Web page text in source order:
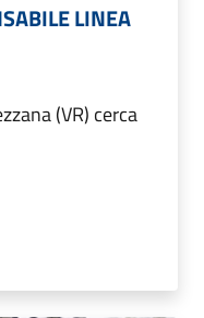
LINEA
(VR) cerca